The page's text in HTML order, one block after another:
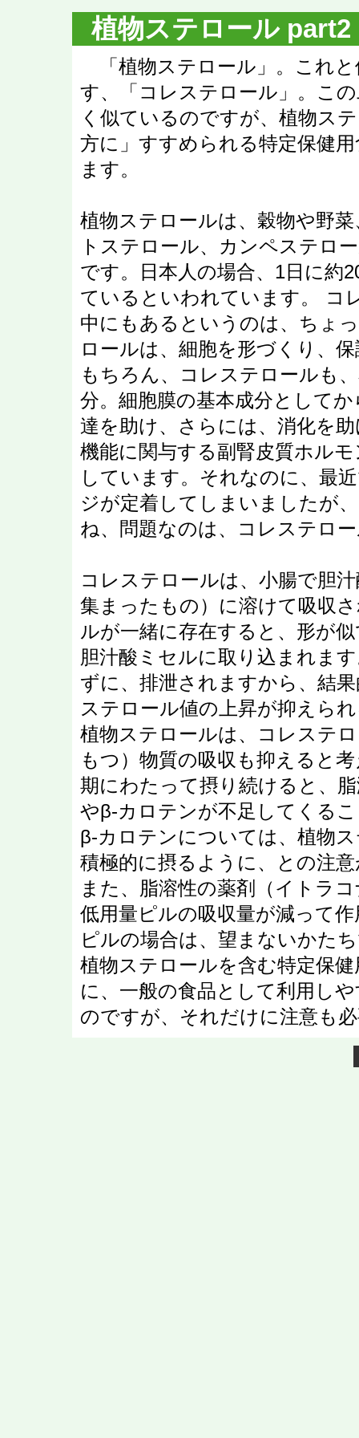
植物ステロール part2
「植物ステロール」。これ
す、「コレステロール」。こ
く似ているのですが、植物ス
方に」すすめられる特定保健
ます。
植物ステロールは、穀物や野
トステロール、カンペステロ
です。日本人の場合、1日に約
ているといわれています。 コ
中にもあるというのは、ちょ
ロールは、細胞を形づくり、
もちろん、コレステロールも
分。細胞膜の基本成分として
達を助け、さらには、消化を
機能に関与する副腎皮質ホル
しています。それなのに、最
ジが定着してしまいましたが
ね、問題なのは、コレステロ
コレステロールは、小腸で胆
集まったもの）に溶けて吸収
ルが一緒に存在すると、形が
胆汁酸ミセルに取り込まれま
ずに、排泄されますから、結
ステロール値の上昇が抑えら
植物ステロールは、コレステ
もつ）物質の吸収も抑えると
期にわたって摂り続けると、
やβ-カロテンが不足してくる
β-カロテンについては、植物
積極的に摂るように、との注
また、脂溶性の薬剤（イトラ
低用量ピルの吸収量が減って
ピルの場合は、望まないかた
植物ステロールを含む特定保
に、一般の食品として利用し
のですが、それだけに注意も